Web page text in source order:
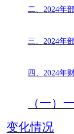
二、 2024年
三、 2024年
四、 2024年
（一）
变化情况